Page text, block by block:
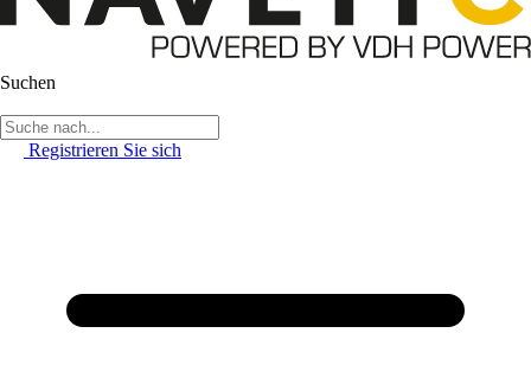
Suchen
Registrieren Sie sich